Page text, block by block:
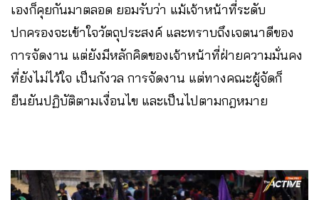
เองก็คุยกันมาตลอด ยอมรับว่า แม้เจ้าหน้าที่ระดับ
ปกครองจะเข้าใจวัตถุประสงค์ และทราบถึงเจตนาดีของ
การจัดงาน แต่ยังมีหลักคิดของเจ้าหน้าที่ฝ่ายความมั่นคง
ที่ยังไม่ไว้ใจ เป็นกังวล การจัดงาน แต่ทางคณะผู้จัดก็
ยืนยันปฏิบัติตามเงื่อนไข และเป็นไปตามกฎหมาย